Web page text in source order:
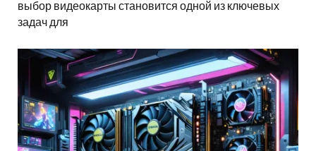
выбор видеокарты становится одной из ключевых
задач для